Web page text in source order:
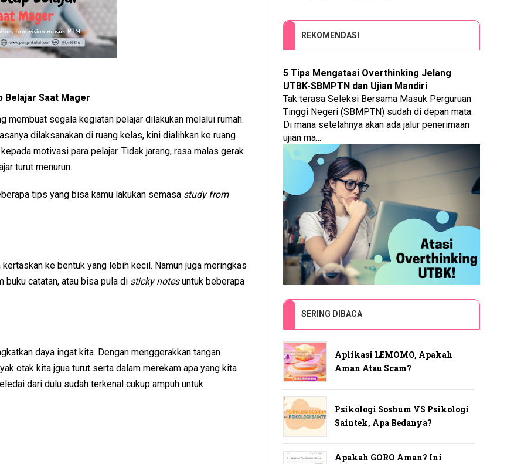
Belajar Saat Mager
segala kegiatan pelajar dilakukan melalui rumah.
dilaksanakan di ruang kelas, kini dialihkan ke ruang
motivasi para pelajar. Tidak jarang, rasa malas gerak
turut menurun.
tips yang bisa kamu lakukan semasa study from
ke bentuk yang lebih kecil. Namun juga meringkas
buku catatan, atau bisa pula di sticky notesuntuk beberapa
daya ingat kita. Dengan menggerakkan tangan
otak kita jgua turut serta dalam merekam apa yang kita
dari dulu sudah terkenal cukup ampuh untuk
REKOMENDASI
5 Tips Mengatasi Overthinking Jelang
UTBK-SBMPTN dan Ujian Mandiri
Tak terasa Seleksi Bersama Masuk Perguruan
Tinggi Negeri (SBMPTN) sudah di depan mata.
Di mana setelahnya akan ada jalur penerimaan
ujian ma...
SERING DIBACA
Aplikasi LEMOMO, Apakah
Aman Atau Scam?
Psikologi Soshum VS Psikologi
Saintek, Apa Bedanya?
Apakah GORO Aman? Ini